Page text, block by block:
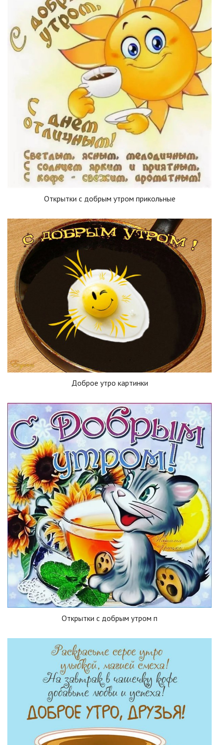
Открытки с добрым утром прикольные
Доброе утро картинки
Открытки с добрым утром п